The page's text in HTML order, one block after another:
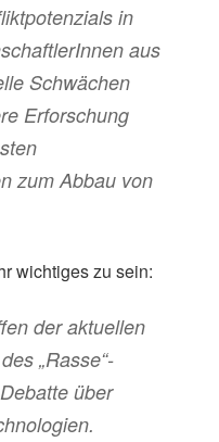
in
aus
Schwächen
Erforschung
zum Abbau von
wichtiges zu sein:
der aktuellen
„Rasse“-
über